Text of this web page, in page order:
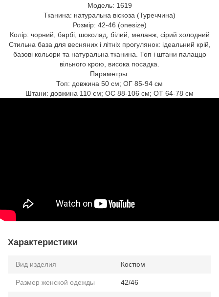
Модель: 1619
Тканина: натуральна віскоза (Туреччина)
Розмір: 42-46 (onesize)
Колір: чорний, барбі, шоколад, білий, меланж, сірий холодний
Стильна база для весняних і літніх прогулянок: ідеальний крій,
базові кольори та натуральна тканина. Топ і штани палаццо
вільного крою, висока посадка.
Параметры:
Топ: довжина 50 см; ОГ 85-94 см
Штани: довжина 110 см; ОС 88-106 см; ОТ 64-78 см
Характеристики
Вид изделия Костюм
Размер женской одежды 42/46